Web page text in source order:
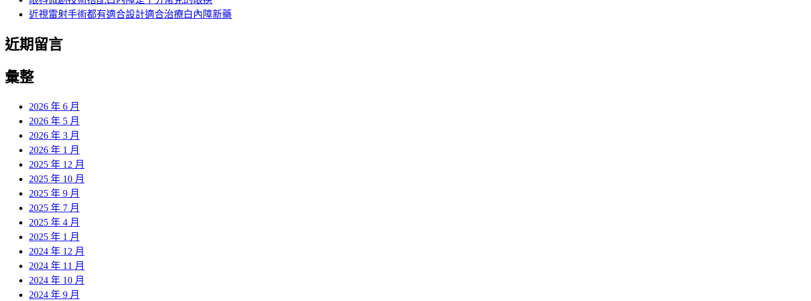
近視雷射手術都有適合設計適合治療白內障新藥
近期留言
彙整
2026 年 6 月
2026 年 5 月
2026 年 3 月
2026 年 1 月
2025 年 12 月
2025 年 10 月
2025 年 9 月
2025 年 7 月
2025 年 4 月
2025 年 1 月
2024 年 12 月
2024 年 11 月
2024 年 10 月
2024 年 9 月